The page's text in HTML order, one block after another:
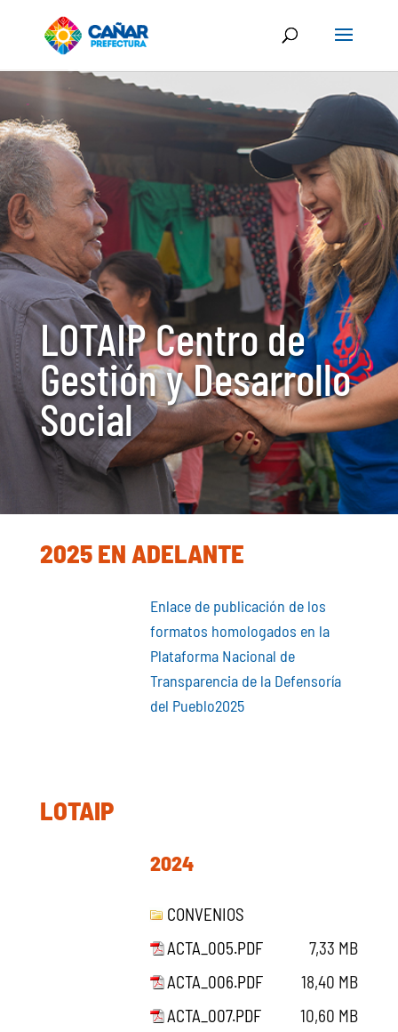
LOTAIP Centro de
Gestión y Desarrollo
Social
2025 EN ADELANTE
Enlace de publicación de los
formatos homologados en la
Plataforma Nacional de
Transparencia de la Defensoría
del Pueblo2025
LOTAIP
2024
CONVENIOS
ACTA_005.PDF
7,33 MB
ACTA_006.PDF
18,40 MB
ACTA_007.PDF
10,60 MB